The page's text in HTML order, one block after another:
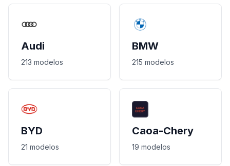
Audi
213 modelos
BMW
215 modelos
BYD
21 modelos
Caoa-Chery
19 modelos